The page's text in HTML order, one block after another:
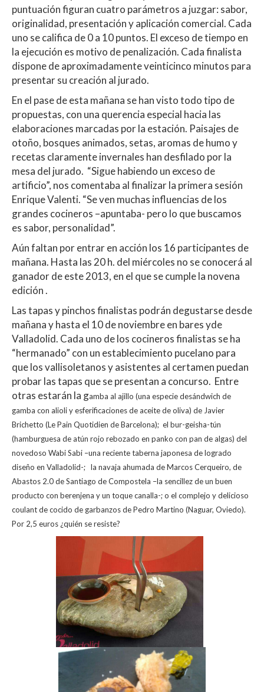
puntuación figuran cuatro parámetros a juzgar: sabor,
originalidad, presentación y aplicación comercial. Cada
uno se califica de 0 a 10 puntos. El exceso de tiempo en
la ejecución es motivo de penalización. Cada finalista
dispone de aproximadamente veinticinco minutos para
presentar su creación al jurado.
En el pase de esta mañana se han visto todo tipo de
propuestas, con una querencia especial hacia las
elaboraciones marcadas por la estación. Paisajes de
otoño, bosques animados, setas, aromas de humo y
recetas claramente invernales han desfilado por la
mesa del jurado. “Sigue habiendo un exceso de
artificio”, nos comentaba al finalizar la primera sesión
Enrique Valenti. “Se ven muchas influencias de los
grandes cocineros –apuntaba- pero lo que buscamos
es sabor, personalidad”.
Aún faltan por entrar en acción los 16 participantes de
mañana. Hasta las 20 h. del miércoles no se conocerá al
ganador de este 2013, en el que se cumple la novena
edición .
Las tapas y pinchos finalistas podrán degustarse desde
mañana y hasta el 10 de noviembre en bares yde
Valladolid. Cada uno de los cocineros finalistas se ha
“hermanado” con un establecimiento pucelano para
que los vallisoletanos y asistentes al certamen puedan
probar las tapas que se presentan a concurso. Entre
otras estarán la gamba al ajillo (una especie desándwich de
gamba con alioli y esferificaciones de aceite de oliva) de Javier
Brichetto (Le Pain Quotidien de Barcelona); el bur-geisha-tún
(hamburguesa de atún rojo rebozado en panko con pan de algas) del
novedoso Wabi Sabi –una reciente taberna japonesa de logrado
diseño en Valladolid-; la navaja ahumada de Marcos Cerqueiro, de
Abastos 2.0 de Santiago de Compostela –la sencillez de un buen
producto con berenjena y un toque canalla-; o el complejo y delicioso
coulant de cocido de garbanzos de Pedro Martino (Naguar, Oviedo).
Por 2,5 euros ¿quién se resiste?